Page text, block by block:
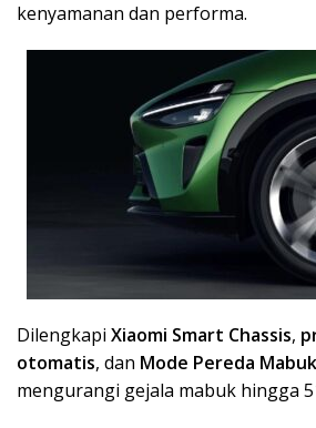
kenyamanan dan performa.
Dilengkapi Xiaomi Smart Chassis,
otomatis, dan Mode Pereda
mengurangi gejala mabuk hingga